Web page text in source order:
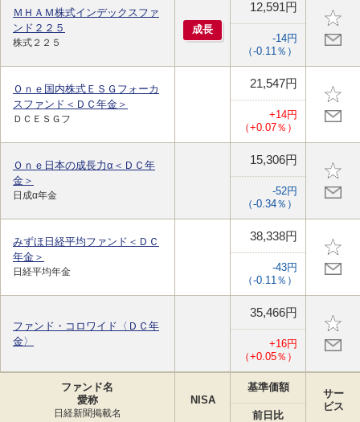
ＭＨＡＭ株式インデックスファ
ンド２２５
株式２２５
成長
12,591円
-14円
（-0.11％）
Ｏｎｅ国内株式ＥＳＧフォーカ
スファンド＜ＤＣ年金＞
ＤＣＥＳＧフ
21,547円
+14円
（+0.07％）
Ｏｎｅ日本の成長力α＜ＤＣ年
金＞
日成α年金
15,306円
-52円
（-0.34％）
みずほ日経平均ファンド＜ＤＣ
年金＞
日経平均年金
38,338円
-43円
（-0.11％）
ファンド・コロワイド〈ＤＣ年
金〉
35,466円
+16円
（+0.05％）
ファンド名
愛称
日経新聞掲載名
NISA
基準価額
サー
ビス
前日比